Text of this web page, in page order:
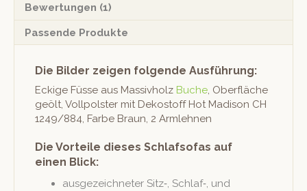
Bewertungen (1)
Passende Produkte
Die Bilder zeigen folgende Ausführung:
Eck­ige Füsse aus Mas­sivholz Buche, Ober­fläche
geölt, Vollpol­ster mit Dekostoff Hot Madi­son CH
1249/884, Farbe Braun, 2 Armlehnen
Die Vorteile dieses Schlafsofas auf
einen Blick:
aus­geze­ich­neter Sitz‑, Schlaf‑, und